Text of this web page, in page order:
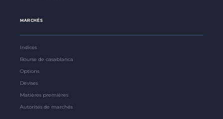
MARCHÉS
Indices
Bourse de casablanca
Options
Devises
Matières premières
Autorités de marchés